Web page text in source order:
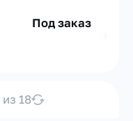
Под заказ
из 18